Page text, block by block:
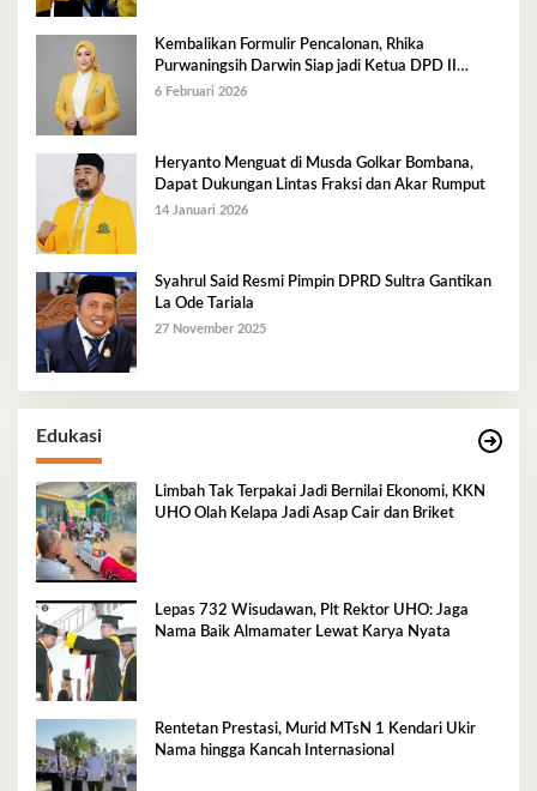
Kembalikan Formulir Pencalonan, Rhika
Purwaningsih Darwin Siap jadi Ketua DPD II
Golkar Mubar
6 Februari 2026
Heryanto Menguat di Musda Golkar Bombana,
Dapat Dukungan Lintas Fraksi dan Akar Rumput
14 Januari 2026
Syahrul Said Resmi Pimpin DPRD Sultra Gantikan
La Ode Tariala
27 November 2025
Edukasi
Limbah Tak Terpakai Jadi Bernilai Ekonomi, KKN
UHO Olah Kelapa Jadi Asap Cair dan Briket
Lepas 732 Wisudawan, Plt Rektor UHO: Jaga
Nama Baik Almamater Lewat Karya Nyata
Rentetan Prestasi, Murid MTsN 1 Kendari Ukir
Nama hingga Kancah Internasional